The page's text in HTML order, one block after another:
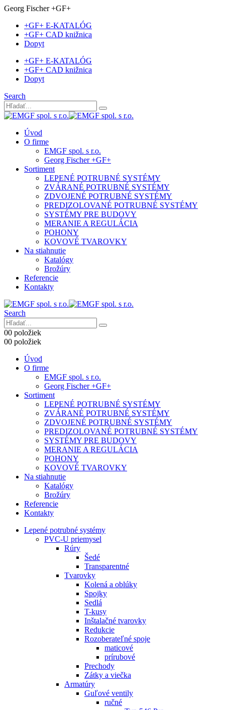
Georg Fischer +GF+
+GF+ E-KATALÓG
+GF+ CAD knižnica
Dopyt
+GF+ E-KATALÓG
+GF+ CAD knižnica
Dopyt
Search
Úvod
O firme
EMGF spol. s r.o.
Georg Fischer +GF+
Sortiment
LEPENÉ POTRUBNÉ SYSTÉMY
ZVÁRANÉ POTRUBNÉ SYSTÉMY
ZDVOJENÉ POTRUBNÉ SYSTÉMY
PREDIZOLOVANÉ POTRUBNÉ SYSTÉMY
SYSTÉMY PRE BUDOVY
MERANIE A REGULÁCIA
POHONY
KOVOVÉ TVAROVKY
Na stiahnutie
Katalógy
Brožúry
Referencie
Kontakty
Search
00 položiek
00 položiek
Úvod
O firme
EMGF spol. s r.o.
Georg Fischer +GF+
Sortiment
LEPENÉ POTRUBNÉ SYSTÉMY
ZVÁRANÉ POTRUBNÉ SYSTÉMY
ZDVOJENÉ POTRUBNÉ SYSTÉMY
PREDIZOLOVANÉ POTRUBNÉ SYSTÉMY
SYSTÉMY PRE BUDOVY
MERANIE A REGULÁCIA
POHONY
KOVOVÉ TVAROVKY
Na stiahnutie
Katalógy
Brožúry
Referencie
Kontakty
Lepené potrubné systémy
PVC-U priemysel
Rúry
Šedé
Transparentné
Tvarovky
Kolená a oblúky
Spojky
Sedlá
T-kusy
Inštalačné tvarovky
Redukcie
Rozoberateľné spoje
maticové
prírubové
Prechody
Zátky a viečka
Armatúry
Guľové ventily
ručné